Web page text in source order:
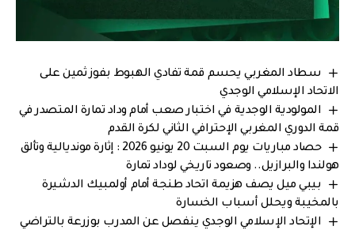
سطاد المغربي يحسم قمة تفادي الهبوط بفوز ثمين على
الاتحاد الإسلامي الوجدي
المولودية الوجدية في اختبار صعب أمام وداد تمارة المتصدر في
قمة الدوري المغربي الإحترافي الثاني لكرة القدم
حصاد مباريات يوم السبت 20 يونيو 2026 : إثارة مونديالية وتألق
هولندا والبرازيل.. وصعود تاريخي لوداد تمارة
بيبي ميل يصف هزيمة اتحاد طنجة أمام أولمبيك الدشيرة
بالمخيبة ويحلل أسباب الخسارة
الإتحاد الإسلامي الوجدي ينفصل عن المدرب بوزرعة بالتراضي